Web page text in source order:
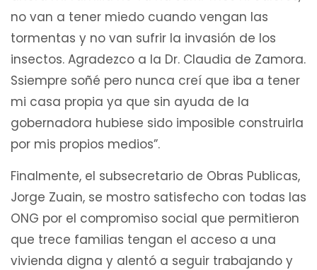
no van a tener miedo cuando vengan las
tormentas y no van sufrir la invasión de los
insectos. Agradezco a la Dr. Claudia de Zamora.
Ssiempre soñé pero nunca creí que iba a tener
mi casa propia ya que sin ayuda de la
gobernadora hubiese sido imposible construirla
por mis propios medios”.
Finalmente, el subsecretario de Obras Publicas,
Jorge Zuain, se mostro satisfecho con todas las
ONG por el compromiso social que permitieron
que trece familias tengan el acceso a una
vivienda digna y alentó a seguir trabajando y